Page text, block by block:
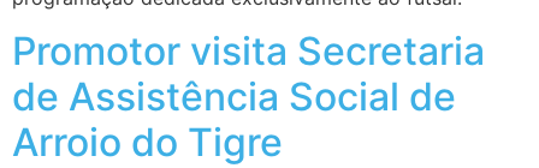
Promotor visita Secretaria
de Assistência Social de
Arroio do Tigre